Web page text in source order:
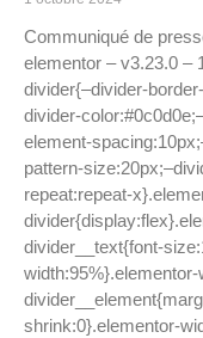
Communiqué de
elementor – v3.23.0 –
divider{–divider-
divider-
element-
pattern-
repeat:repeat-
divider__text{font-
shrink:0}.elementor-